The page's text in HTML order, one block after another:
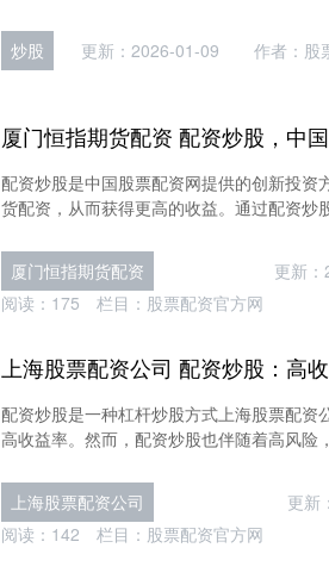
炒股 更新：2026-01-09 作者：股
配资炒股是中国股票配资网提供的创新投
货配资，从而获得更高的收益。通过配资
厦门恒指期货配资 更新
阅读： 175 栏目： 股票配资官方网
配资炒股是一种杠杆炒股方式上海股票配
高收益率。然而，配资炒股也伴随着高风险
上海股票配资公司 更新
阅读： 142 栏目： 股票配资官方网